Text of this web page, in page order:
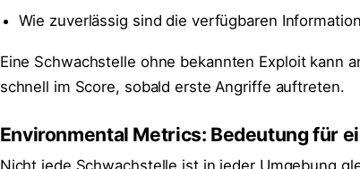
Wie zuverlässig sind die verfügbaren
Eine Schwachstelle ohne bekannten Exploit kann
schnell im Score, sobald erste Angriffe auftreten.
Environmental Metrics: Bedeutung für